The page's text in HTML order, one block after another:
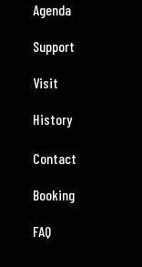
Agenda
Support
Visit
History
Contact
Booking
FAQ